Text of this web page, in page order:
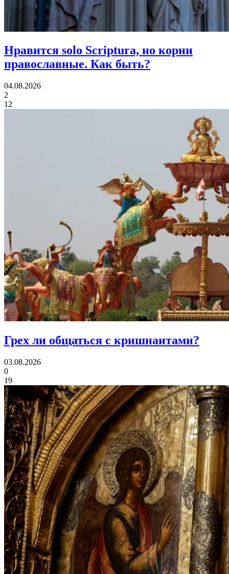
Нравится solo Scriptura, но корни
православные. Как быть?
04.08.2026
2
12
Грех ли общаться с кришнаитами?
03.08.2026
0
19